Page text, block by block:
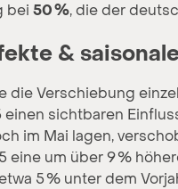
bei 50 %, die der
&
die Verschiebung
einen sichtbaren
im Mai lagen,
eine um über 9 %
5 % unter dem